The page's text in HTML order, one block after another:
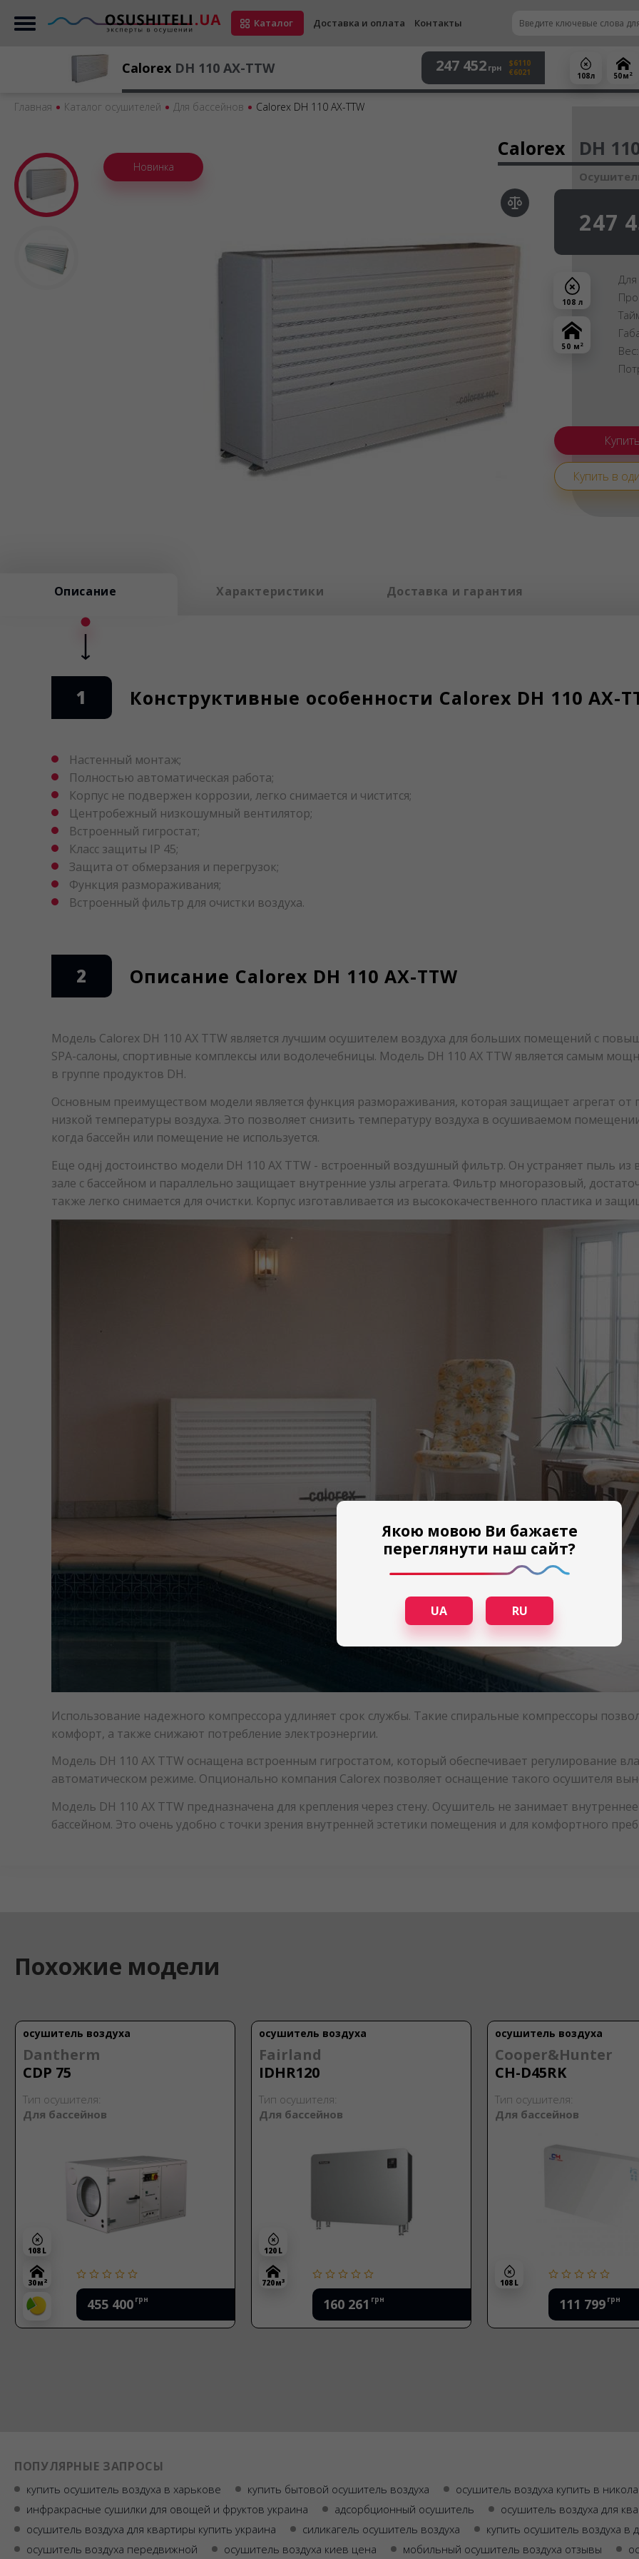
Каталог Доставка и оплата Контакты
Главная Каталог осушителей Для бассейнов Calorex DH 110 AX-TTW
Calorex DH 110 AX-TTW 247 452 грн
$6110
€6021
108 л 50 м 2
108 л
50 м 2
Новинка
Calorex DH
247
Купить в
Описание Характеристики Доставка и гарантия
1 Конструктивные особенности Calorex DH 110 AX-
Настенный монтаж;
Полностью автоматическая работа;
Корпус не подвержен коррозии, легко снимается и чистится;
Центробежный низкошумный вентилятор;
Встроенный гигростат;
Класс защиты IP 45;
Защита от обмерзания и перегрузок;
Функция размораживания;
Встроенный фильтр для очистки воздуха.
2 Описание Calorex DH 110 AX-TTW
Модель Calorex DH 110 AX TTW является лучшим осушителем воздуха для больших помещений с
SPA-салоны, спортивные комплексы или водолечебницы. Модель DH 110 AX TTW является самым
в группе продуктов DH.
Основным преимуществом модели является функция размораживания, которая защищает агрегат от
низкой температуры воздуха. Это позволяет снизить температуру воздуха в осушиваемом
когда бассейн или помещение не используется.
Еще однj достоинство модели DH 110 AX TTW - встроенный воздушный фильтр. Он устраняет пыль из
зале с бассейном и параллельно защищает внутренние узлы агрегата. Фильтр многоразовый,
также легко снимается для очистки. Корпус изготавливается из высококачественного пластика и
Использование надежного компрессора удлиняет срок службы. Такие спиральные компрессоры
комфорт, а также снижают потребление электроэнергии.
Модель DH 110 AX TTW оснащена встроенным гигростатом, который обеспечивает регулирование
автоматическом режиме. Опционально компания Calorex позволяет оснащение такого осушителя
Модель DH 110 AX TTW предназначена для крепления через стену. Осушитель не занимает
бассейном. Это очень удобно с точки зрения внутренней эстетики помещения и для комфортного
Похожие модели
осушитель воздуха
Dantherm
CDP 75
Тип осушителя:
Для бассейнов
455 400 грн
108 L
30 м 2
осушитель воздуха
Fairland
IDHR120
Тип осушителя:
Для бассейнов
160 261 грн
120 L
720 м3
осушитель воздуха
Cooper&Hunter
CH-D45RK
Тип осушителя:
Для бассейнов
111 799 грн
108 L
ПОПУЛЯРНЫЕ ЗАПРОСЫ
купить осушитель воздуха в харькове купить бытовой осушитель воздуха
осушитель воздуха купить в
инфракрасные сушилки для овощей и фруктов украина
адсорбционный осушитель
осушитель воздуха для
осушитель воздуха для квартиры купить украина
силикагель осушитель воздуха
купить осушитель воздуха в
осушитель воздуха передвижной
осушитель воздуха киев цена мобильный осушитель воздуха отзывы
Якою мовою Ви бажаєте
переглянути наш сайт?
UA RU